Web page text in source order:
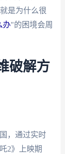
是为什么很
办"的困境会周
破解方
，通过实时
2》上映期